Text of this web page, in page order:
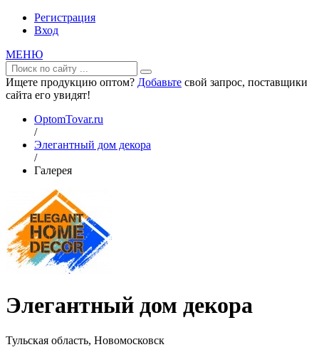
Регистрация
Вход
МЕНЮ
Ищете продукцию оптом? Добавьте свой запрос, поставщики
сайта его увидят!
OptomTovar.ru
/
Элегантный дом декора
/
Галерея
Элегантный дом декора
Тульская область, Новомосковск